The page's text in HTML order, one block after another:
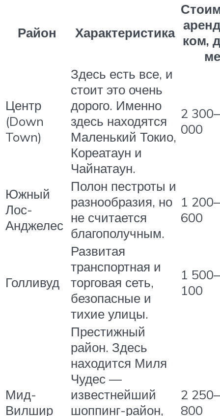
Район Характеристика ком,
Центр
(Down
Town)
Здесь есть все, и
стоит это очень
дорого. Именно
здесь находятся
Маленький Токио,
Кореатаун и
Чайнатаун.
2
000
Южный
Лос-
Анджелес
Полон пестроты и
разнообразия, но
не считается
благополучным.
1
600
Голливуд
Развитая
транспортная и
торговая сеть,
безопасные и
тихие улицы.
1
100
Мид-
Вилшир
Престижный
район. Здесь
находится Миля
Чудес —
известнейший
шоппинг-район,
2
800